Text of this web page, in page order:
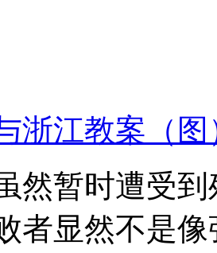
浙江教案（图
然暂时遭受
者显然不是